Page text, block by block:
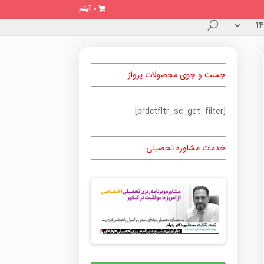
0 آیتم
جست و جوی محصولات پرواز
[prdctfltr_sc_get_filter]
خدمات مشاوره تحصیلی